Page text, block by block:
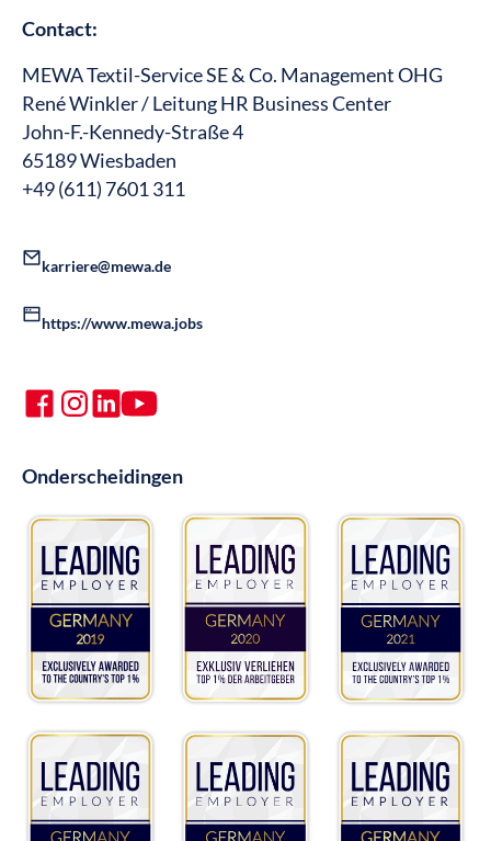
Contact:
MEWA Textil-Service SE & Co. Management OHG
René Winkler / Leitung HR Business Center
John-F.-Kennedy-Straße 4
65189 Wiesbaden
+49 (611) 7601 311
karriere@mewa.de
https://www.mewa.jobs
Onderscheidingen